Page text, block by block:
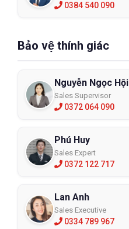
0384 540 090
Bảo vệ thính giác
Nguyễn Ngọc Hội
Sales Supervisor
0372 064 090
Phú Huy
Sales Expert
0372 122 717
Lan Anh
Sales Executive
0334 789 967